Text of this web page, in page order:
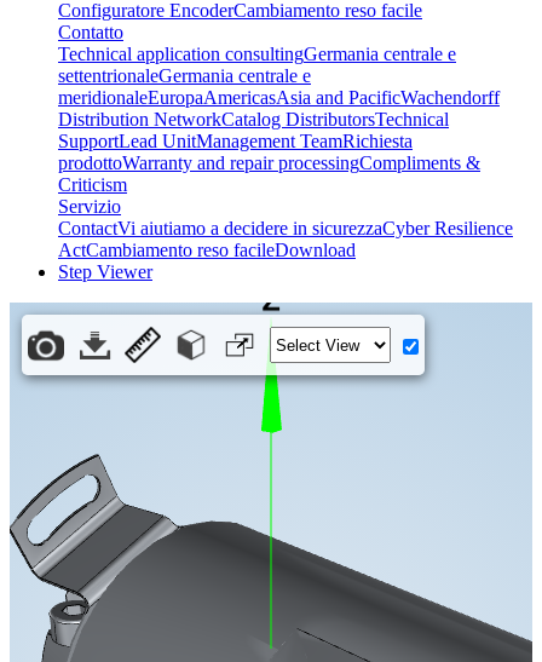
Configuratore EncoderCambiamento reso facile
Contatto
Technical application consultingGermania centrale e
settentrionaleGermania centrale e
meridionaleEuropaAmericasAsia and PacificWachendorff
Distribution NetworkCatalog DistributorsTechnical
SupportLead UnitManagement TeamRichiesta
prodottoWarranty and repair processingCompliments &
Criticism
Servizio
ContactVi aiutiamo a decidere in sicurezzaCyber Resilience
ActCambiamento reso facileDownload
Step Viewer